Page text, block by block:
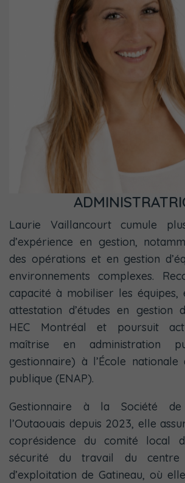
Laurie Vaillancourt cumule
d’expérience en gestion,
des opérations et en gestion
environnements complexes.
capacité à mobiliser les équipes,
attestation d’études en gestion
HEC Montréal et poursuit
maîtrise en administration
gestionnaire) à l’École nationale
publique (ENAP).
Gestionnaire à la Société
l’Outaouais depuis 2023, elle
coprésidence du comité local
sécurité du travail du centre
d’exploitation de Gatineau, où